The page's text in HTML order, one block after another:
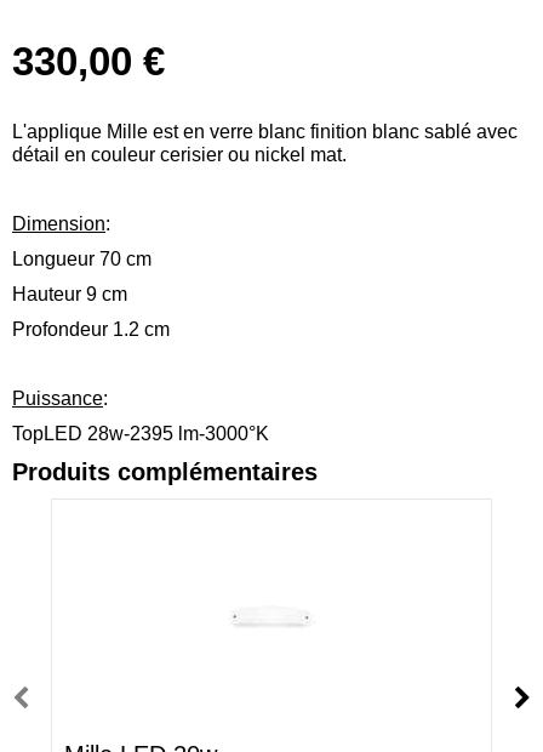
330,00 €
L'applique Mille est en verre blanc finition blanc sablé avec
détail en couleur cerisier ou nickel mat.
Dimension:
Longueur 70 cm
Hauteur 9 cm
Profondeur 1.2 cm
Puissance:
TopLED 28w-2395 lm-3000°K
Produits complémentaires